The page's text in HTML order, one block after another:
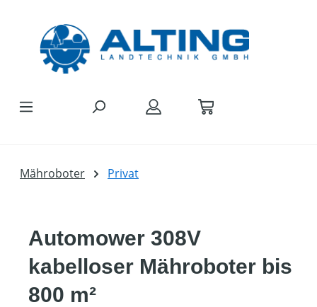
Mähroboter Privat
Automower 308V
kabelloser Mähroboter bis
800 m²